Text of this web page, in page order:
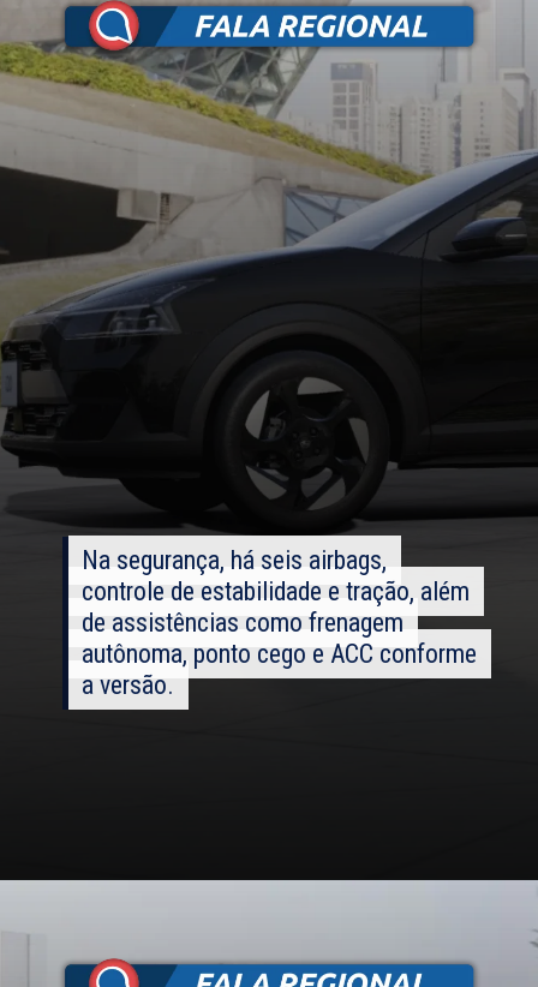
Na segurança, há seis airbags,
controle de estabilidade e tração, além
de assistências como frenagem
autônoma, ponto cego e ACC conforme
a versão.
Na segurança, há seis airbags,
controle de estabilidade e tração, além
de assistências como frenagem
autônoma, ponto cego e ACC conforme
a versão.